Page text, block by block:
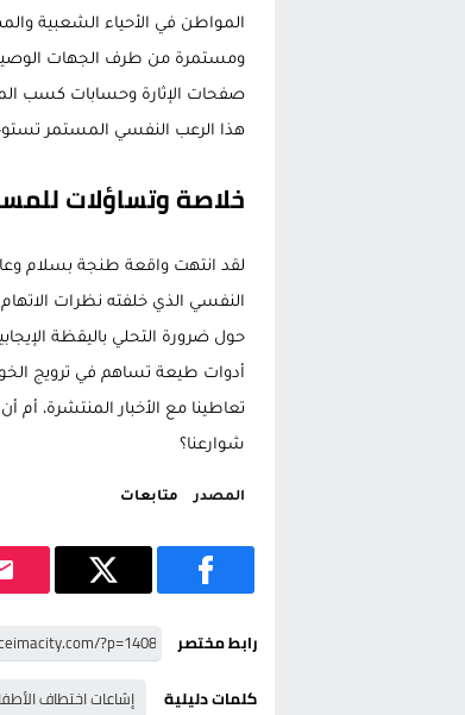
المواطن في الأحياء الشعبية
ومستمرة من طرف الجهات الوصية
صفحات الإثارة وحسابات كسب
هذا الرعب النفسي المستمر
خلاصة وتساؤلات
لقد انتهت واقعة طنجة بسلام
النفسي الذي خلفته نظرات
حول ضرورة التحلي باليقظة
أدوات طيعة تساهم في ترويج
تعاطينا مع الأخبار المنتشرة، أم
شوارعنا؟
المصدر متابعات
رابط مختصر
كلمات دليلية
إشاعات اختطاف